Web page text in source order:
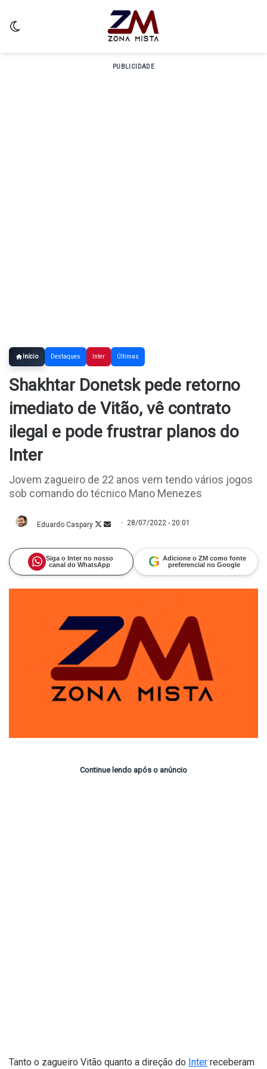
PUBLICIDADE
Início Destaques Inter Últimas
Shakhtar Donetsk pede retorno
imediato de Vitão, vê contrato
ilegal e pode frustrar planos do
Inter
Jovem zagueiro de 22 anos vem tendo vários jogos
sob comando do técnico Mano Menezes
Eduardo Caspary FollowMande
28/07/2022 - 20:01
Siga o Inter no nosso
canal do WhatsApp
G Adicione o ZM como fonte
preferencial no Google
Continue lendo após o anúncio
Tanto o zagueiro Vitão quanto a direção do Inter receberam